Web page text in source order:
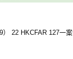
） 22 HKCFAR 127一